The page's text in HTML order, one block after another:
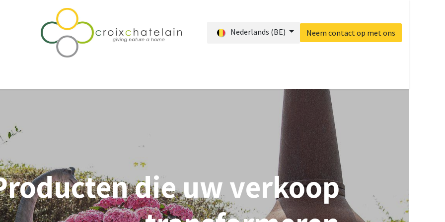
Nederlands (BE) Neem contact op met ons
die uw verkoop